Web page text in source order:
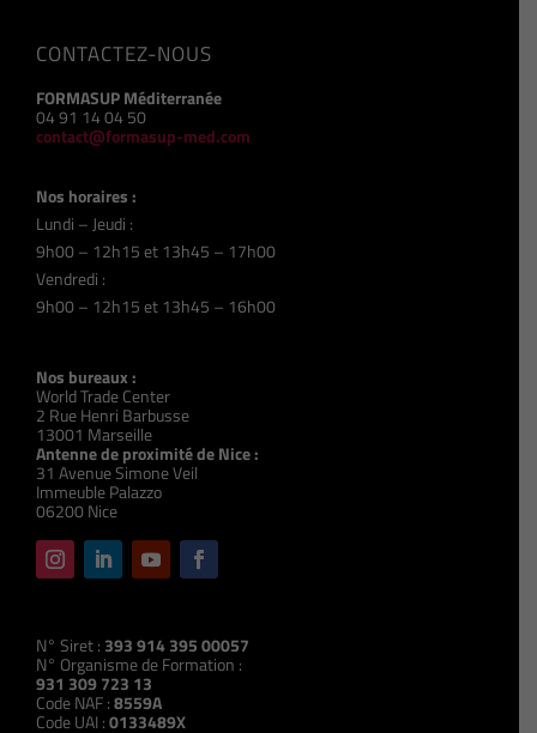
CONTACTEZ-NOUS
FORMASUP Méditerranée
04 91 14 04 50
contact@formasup-med.com
Nos horaires :
Lundi – Jeudi :
9h00 – 12h15 et 13h45 – 17h00
Vendredi :
9h00 – 12h15 et 13h45 – 16h00
Nos bureaux :
World Trade Center
2 Rue Henri Barbusse
13001 Marseille
Antenne de proximité de Nice :
31 Avenue Simone Veil
Immeuble Palazzo
06200 Nice
N° Siret : 393 914 395 00057
N° Organisme de Formation :
931 309 723 13
Code NAF :8559A
Code UAI :0133489X